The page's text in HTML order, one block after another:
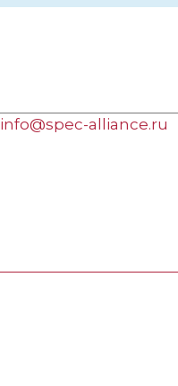
info@spec-alliance.ru